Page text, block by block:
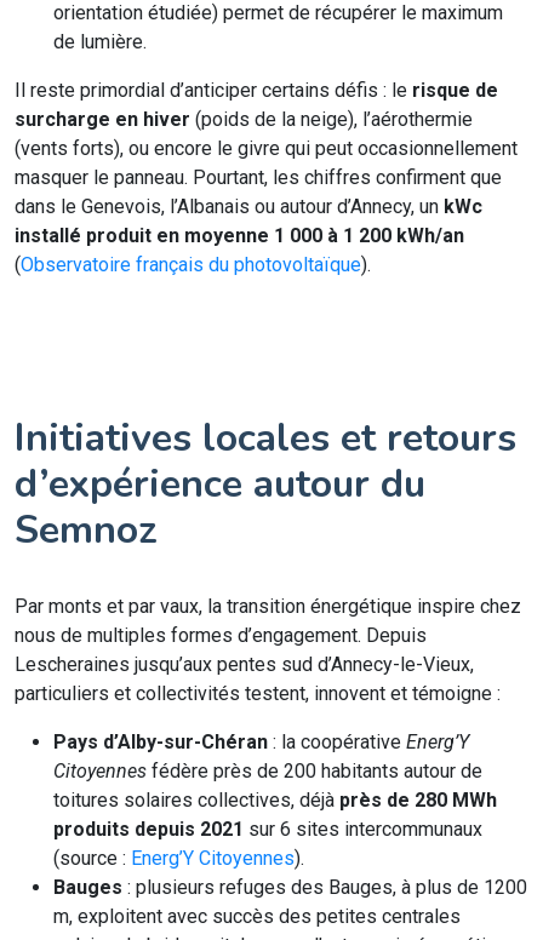
orientation étudiée) permet de récupérer le maximum
de lumière.
Il reste primordial d’anticiper certains défis : le risque de
surcharge en hiver (poids de la neige), l’aérothermie
(vents forts), ou encore le givre qui peut occasionnellement
masquer le panneau. Pourtant, les chiffres confirment que
dans le Genevois, l’Albanais ou autour d’Annecy, un kWc
installé produit en moyenne 1 000 à 1 200 kWh/an
(Observatoire français du photovoltaïque).
Initiatives locales et retours
d’expérience autour du
Semnoz
Par monts et par vaux, la transition énergétique inspire chez
nous de multiples formes d’engagement. Depuis
Lescheraines jusqu’aux pentes sud d’Annecy-le-Vieux,
particuliers et collectivités testent, innovent et témoigne :
Pays d’Alby-sur-Chéran : la coopérative Energ’Y
Citoyennes fédère près de 200 habitants autour de
toitures solaires collectives, déjà près de 280 MWh
produits depuis 2021 sur 6 sites intercommunaux
(source : Energ’Y Citoyennes).
Bauges : plusieurs refuges des Bauges, à plus de 1200
m, exploitent avec succès des petites centrales